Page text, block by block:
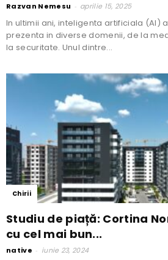
Razvan Nemesu - aprilie 15, 2025
In ultimii ani, inteligenta artificiala (AI)
prezenta in diverse domenii, de la
la securitate. Unul dintre...
Chirii
Studiu de piață: Cortina
cu cel mai bun...
native - iunie 23, 2024